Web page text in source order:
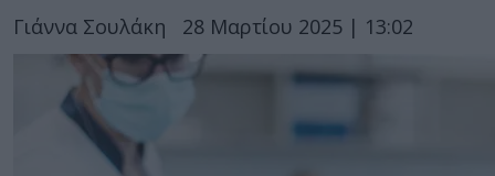
Γιάννα Σουλάκη 28 Μαρτίου 2025 | 13:02